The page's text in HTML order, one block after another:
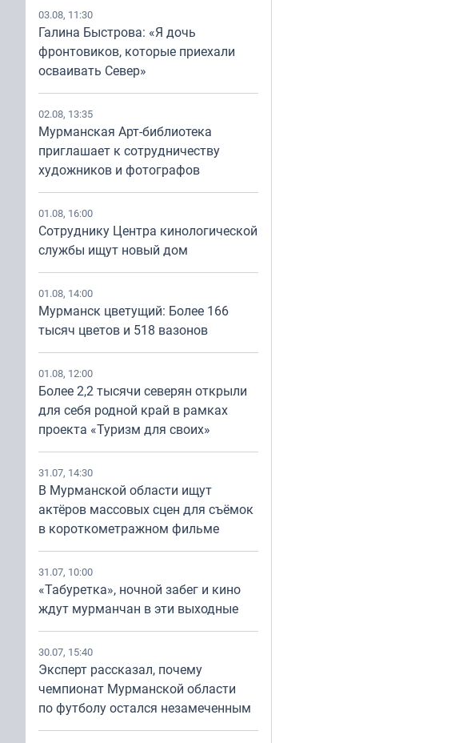
03.08, 11:30
Галина Быстрова: «Я дочь
фронтовиков, которые приехали
осваивать Север»
02.08, 13:35
Мурманская Арт-библиотека
приглашает к сотрудничеству
художников и фотографов
01.08, 16:00
Сотруднику Центра кинологической
службы ищут новый дом
01.08, 14:00
Мурманск цветущий: Более 166
тысяч цветов и 518 вазонов
01.08, 12:00
Более 2,2 тысячи северян открыли
для себя родной край в рамках
проекта «Туризм для своих»
31.07, 14:30
В Мурманской области ищут
актёров массовых сцен для съёмок
в короткометражном фильме
31.07, 10:00
«Табуретка», ночной забег и кино
ждут мурманчан в эти выходные
30.07, 15:40
Эксперт рассказал, почему
чемпионат Мурманской области
по футболу остался незамеченным